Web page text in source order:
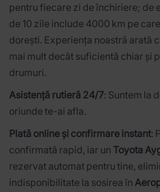
pentru fiecare zi de închiriere; de
de 10 zile include 4000 km pe
dorești. Experiența noastră arată
mai mult decât suficientă chiar și
drumuri.
Asistență rutieră 24/7: Suntem la
oriunde te-ai afla.
Plată online și confirmare instant:
confirmată rapid, iar un Toyota
rezervat automat pentru tine,
indisponibilitate la sosirea în